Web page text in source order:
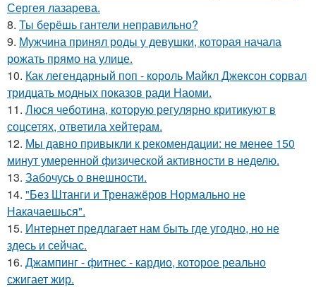
Сергея лазарева.
8. Ты берёшь гантели неправильно?
9. Мужчина принял роды у девушки, которая начала
рожать прямо на улице.
10. Как легендарный поп - король Майкл Джексон сорвал
тридцать модных показов ради Наоми.
11. Люся чеботина, которую регулярно критикуют в
соцсетях, ответила хейтерам.
12. Мы давно привыкли к рекомендации: не менее 150
минут умеренной физической активности в неделю.
13. Забочусь о внешности.
14. "Без Штанги и Тренажёров Нормально не
Накачаешься".
15. Интернет предлагает нам быть где угодно, но не
здесь и сейчас.
16. Джампинг - фитнес - кардио, которое реально
сжигает жир.